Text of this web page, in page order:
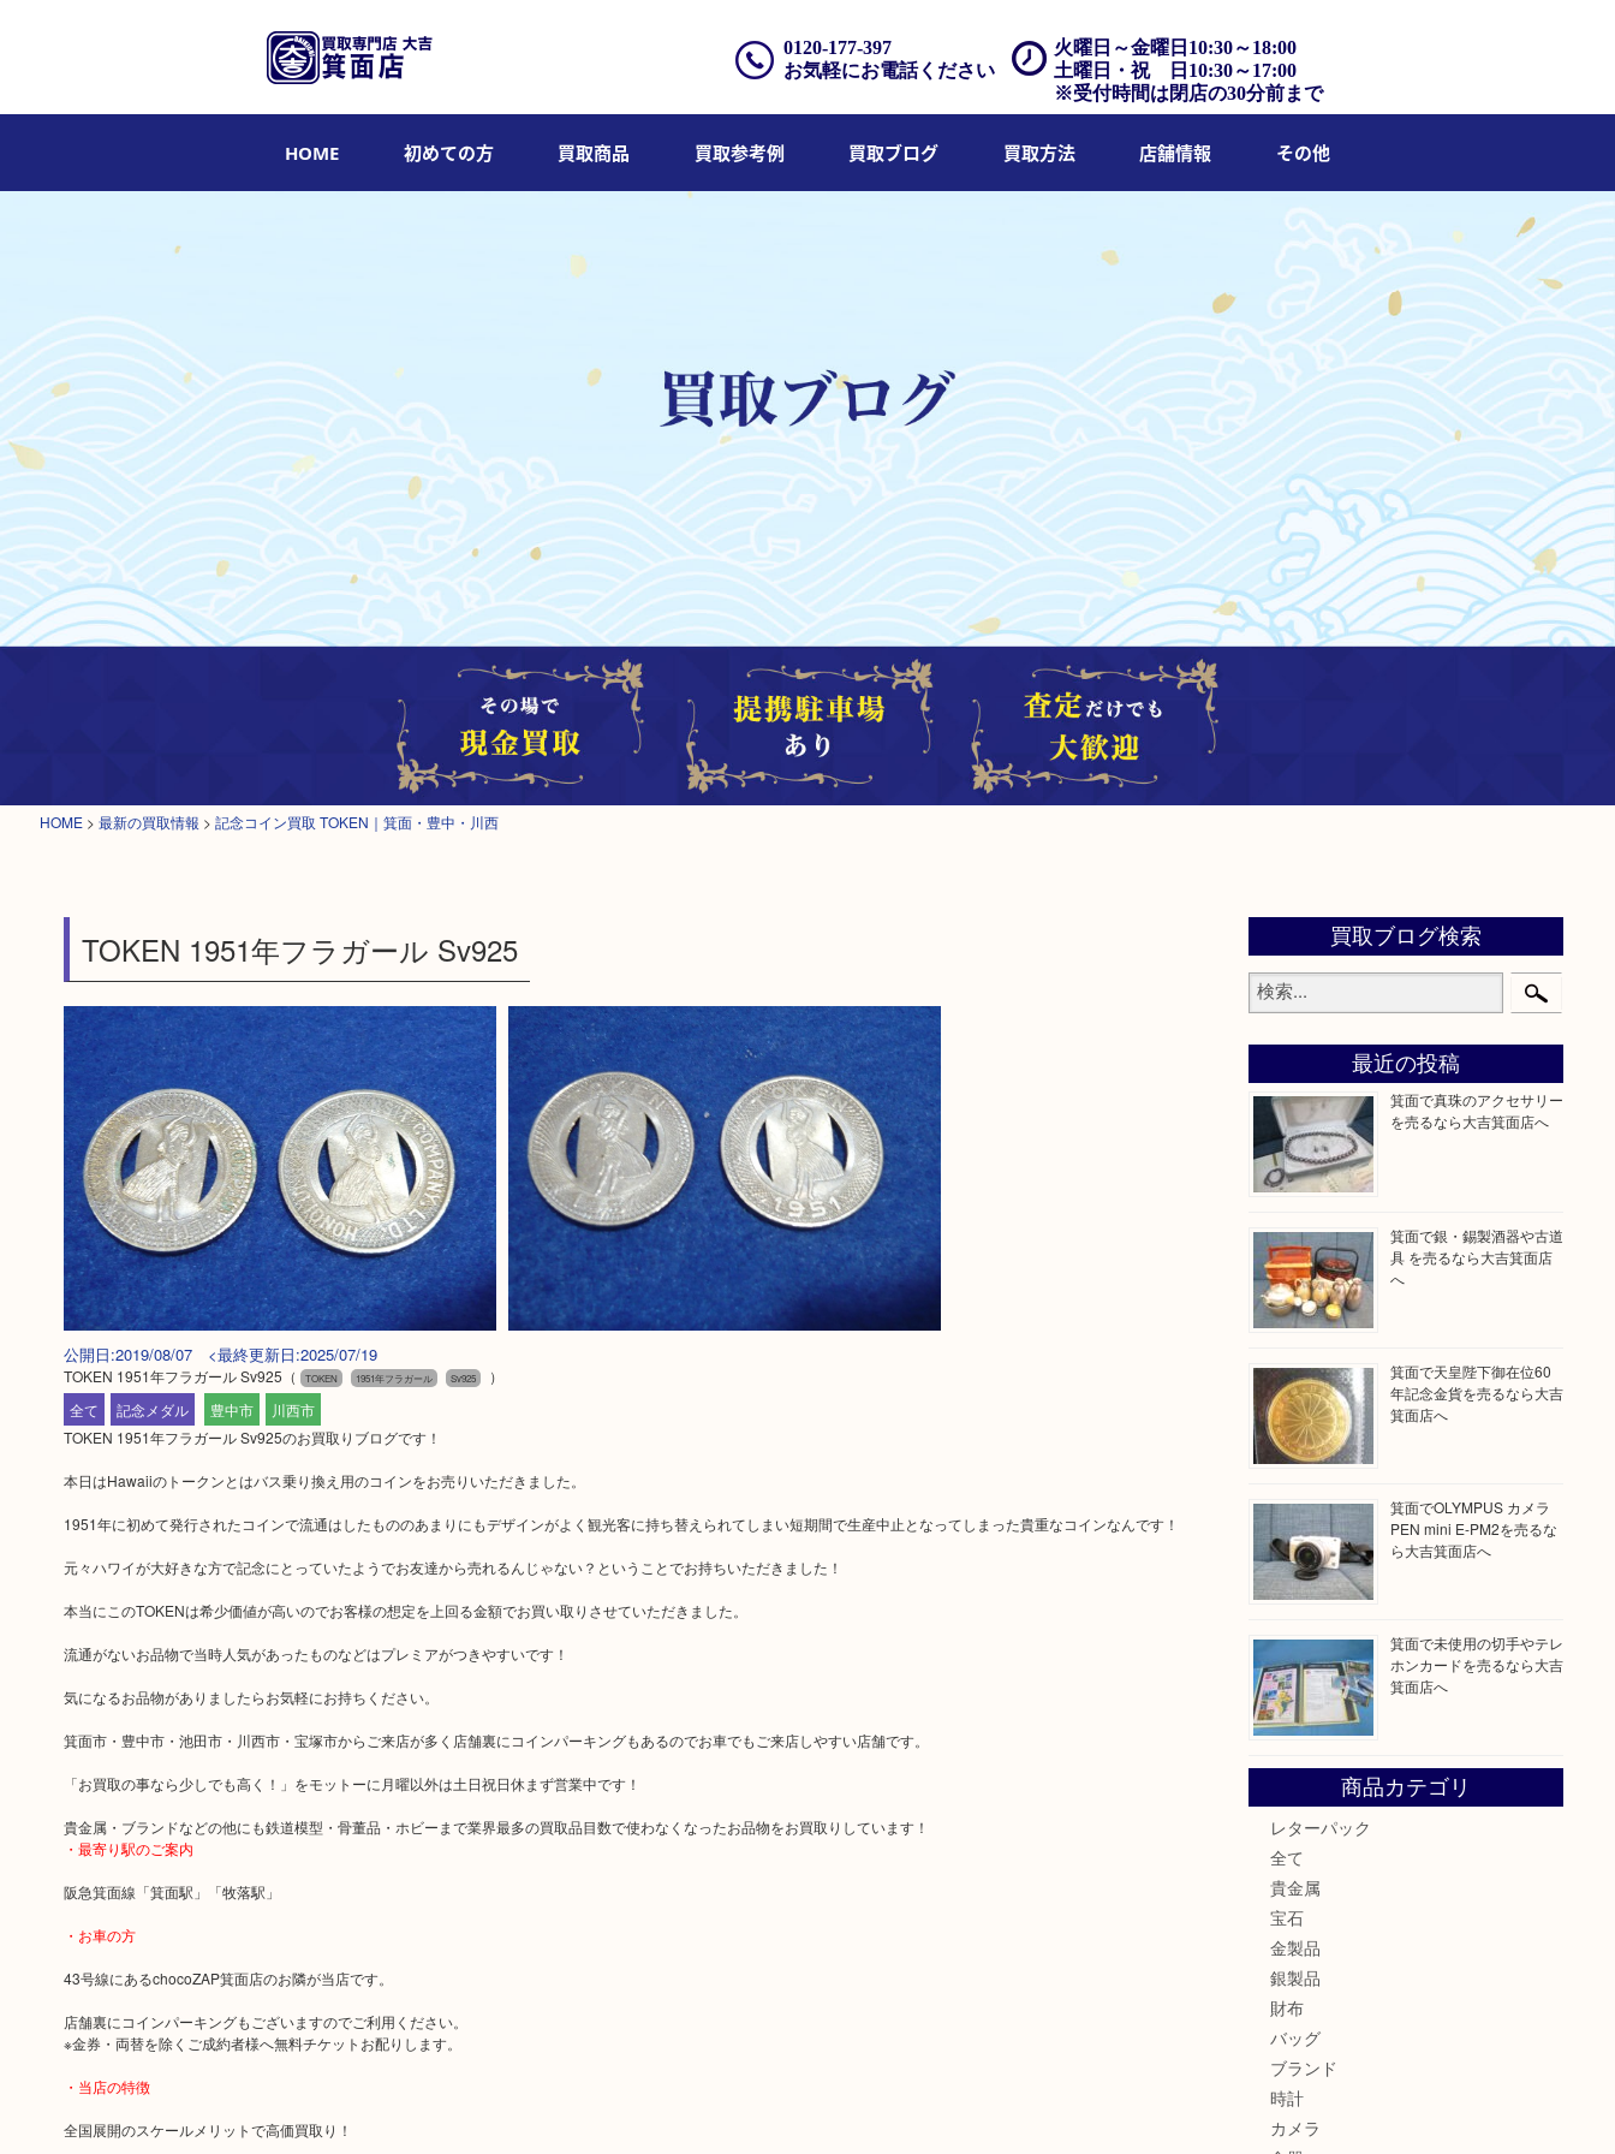
火曜日～金曜日10:30～18:00
土曜日・祝 日10:30～17:00
※受付時間は閉店の30分前まで
0120-177-397
お気軽にお電話ください
HOME 初めての方 買取商品 買取参考例 買取ブログ 買取方法 店舗情報 その他
HOME > 最新の買取情報 > 記念コイン買取 TOKEN｜箕面・豊中・川西
TOKEN 1951年フラガール Sv925
公開日:2019/08/07 <最終更新日:2025/07/19
TOKEN 1951年フラガール Sv925 （ TOKEN 1951年フラガール Sv925
）
全て
記念メダル 豊中市
川西市
TOKEN 1951年フラガール Sv925のお買取りブログです！
本日はHawaiiのトークンとはバス乗り換え用のコインをお売りいただきました。
1951年に初めて発行されたコインで流通はしたもののあまりにもデザインがよく観光客に持ち替えられてしまい短期間で生産中止となってしまった貴重なコインなんです！
元々ハワイが大好きな方で記念にとっていたようでお友達から売れるんじゃない？ということでお持ちいただきました！
本当にこのTOKENは希少価値が高いのでお客様の想定を上回る金額でお買い取りさせていただきました。
流通がないお品物で当時人気があったものなどはプレミアがつきやすいです！
気になるお品物がありましたらお気軽にお持ちください。
箕面市・豊中市・池田市・川西市・宝塚市からご来店が多く店舗裏にコインパーキングもあるのでお車でもご来店しやすい店舗です。
「お買取の事なら少しでも高く！」をモットーに月曜以外は土日祝日休まず営業中です！
貴金属・ブランドなどの他にも鉄道模型・骨董品・ホビーまで業界最多の買取品目数で使わなくなったお品物をお買取りしています！
・最寄り駅のご案内
阪急箕面線「箕面駅」「牧落駅」
・お車の方
43号線にあるchocoZAP箕面店のお隣が当店です。
店舗裏にコインパーキングもございますのでご利用ください。
※金券・両替を除くご成約者様へ無料チケットお配りします。
・当店の特徴
全国展開のスケールメリットで高価買取り！
買取ブログ検索
最近の投稿
箕面で真珠のアクセサリー
を売るなら大吉箕面店へ
箕面で銀・錫製酒器や古道
具 を売るなら大吉箕面店
へ
箕面で天皇陛下御在位60
年記念金貨を売るなら大吉
箕面店へ
箕面でOLYMPUS カメラ
PEN mini E-PM2を売るな
ら大吉箕面店へ
箕面で未使用の切手やテレ
ホンカードを売るなら大吉
箕面店へ
商品カテゴリ
レターパック
全て
貴金属
宝石
金製品
銀製品
財布
バッグ
ブランド
時計
カメラ